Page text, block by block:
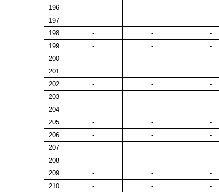
196
- -
-
197
- -
-
198
- -
-
199
- -
-
200
- -
-
201
- -
-
202
- -
-
203
- -
-
204
- -
-
205
- -
-
206
- -
-
207
- -
-
208
- -
-
209
- -
-
210
- - -